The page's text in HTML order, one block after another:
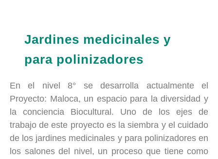
Jardines medicinales y
para polinizadores
En el nivel 8° se desarrolla actualmente el
Proyecto: Maloca, un espacio para la diversidad y
la conciencia Biocultural. Uno de los ejes de
trabajo de este proyecto es la siembra y el cuidado
de los jardines medicinales y para polinizadores en
los salones del nivel, un proceso que tiene como